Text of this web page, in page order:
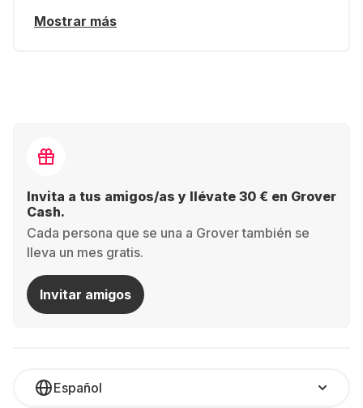
Mostrar más
Invita a tus amigos/as y llévate 30 € en Grover
Cash.
Cada persona que se una a Grover también se
lleva un mes gratis.
Invitar amigos
Español